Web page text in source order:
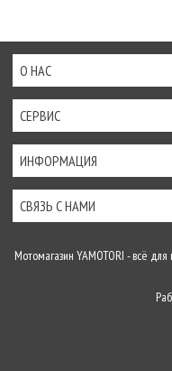
О НАС
СЕРВИС
ИНФОРМАЦИЯ
СВЯЗЬ С НАМИ
Мотомагазин YAMOTORI - всё